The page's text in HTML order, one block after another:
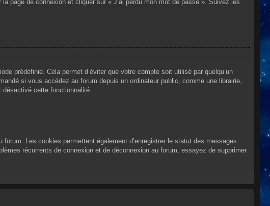
page de connexion et cliquer sur « J’ai perdu mon mot de passe ». Suivez les
prédéfinie. Cela permet d’éviter que votre compte soit utilisé par quelqu’un
si vous accédez au forum depuis un ordinateur public, comme une librairie,
cette fonctionnalité.
Les cookies permettent également d’enregistrer le statut des messages
récurrents de connexion et de déconnexion au forum, essayez de supprimer